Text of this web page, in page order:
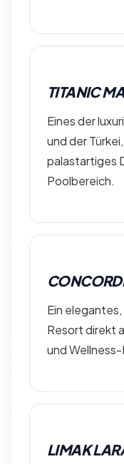
TITANIC
Eines der
und der
palastartiges
Poolbereich.
Ein
Resort direkt
und
LIMAK